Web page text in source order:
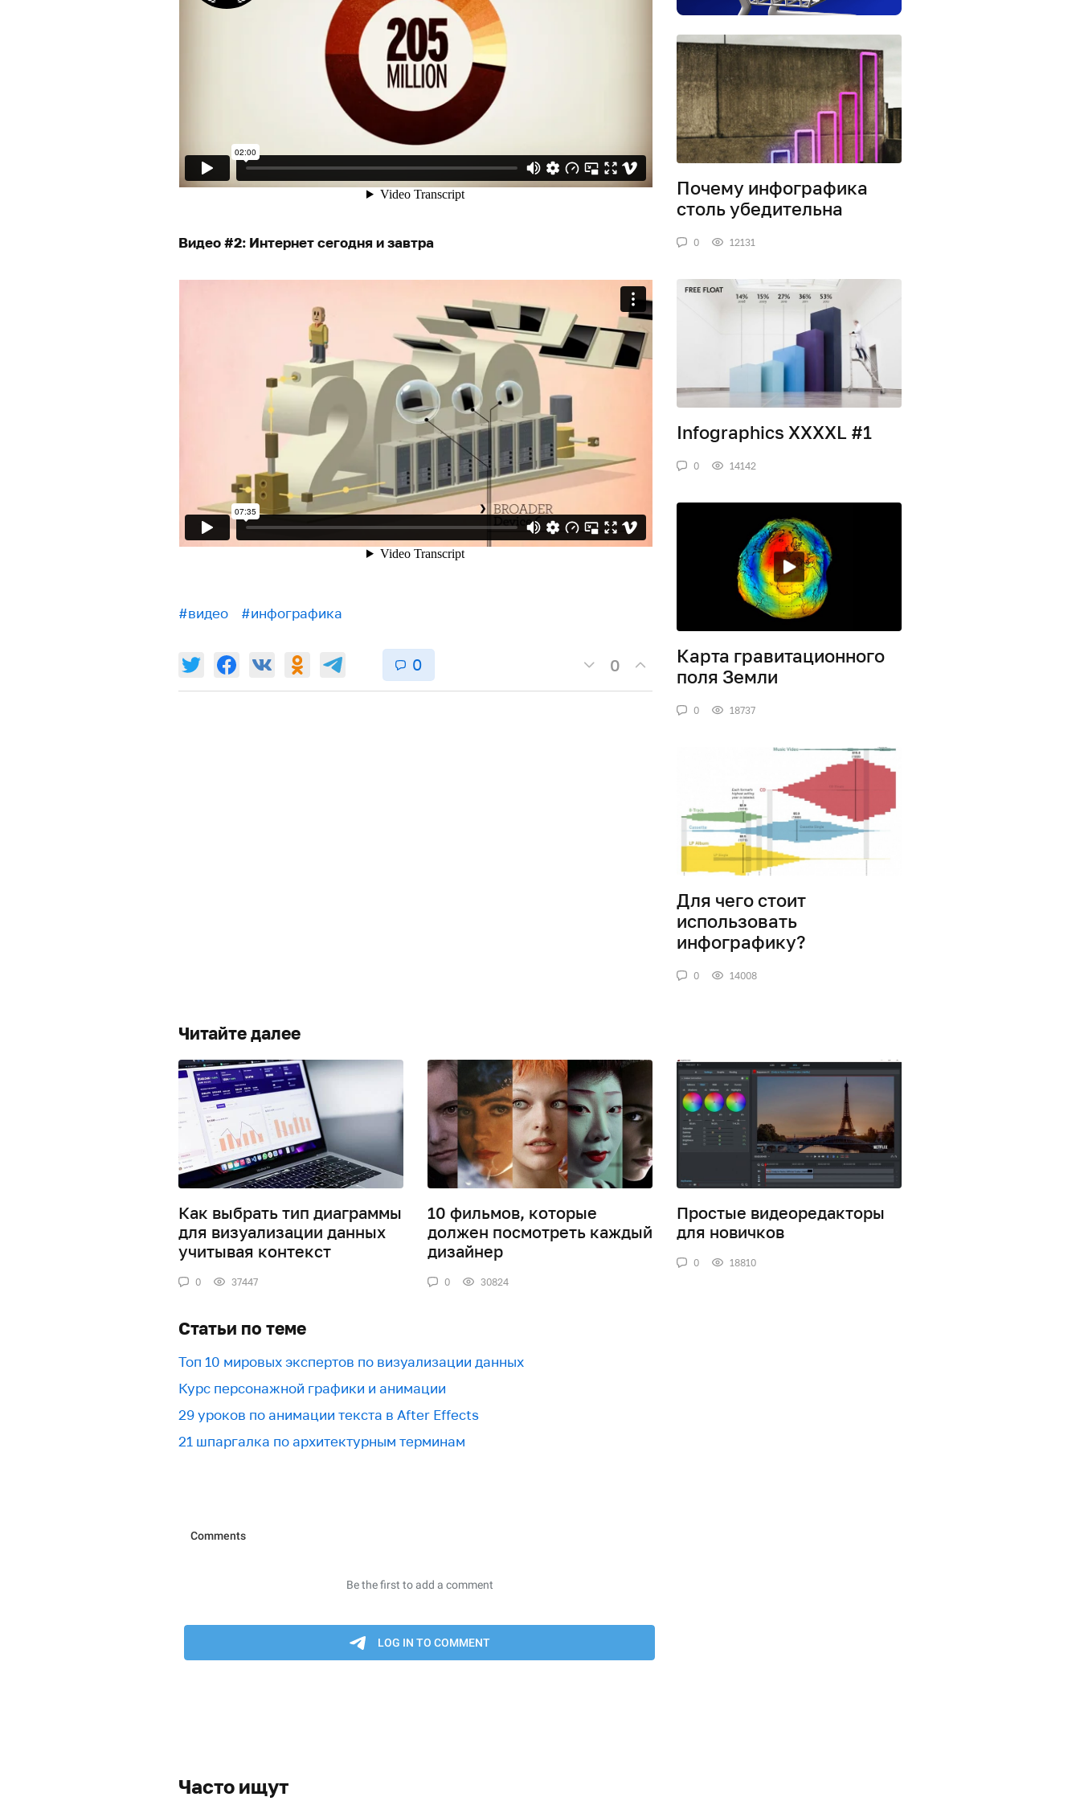
Видео #2: Интернет сегодня и завтра
#видео #инфографика
0 0
Почему инфографика
столь убедительна
0 12131
Infographics XXXXL #1
0 14142
Карта гравитационного
поля Земли
0 18737
Для чего стоит
использовать
инфографику?
0 14008
Читайте далее
Как выбрать тип диаграммы
для визуализации данных
учитывая контекст
0 37447
10 фильмов, которые
должен посмотреть каждый
дизайнер
0 30824
Простые видеоредакторы
для новичков
0 18810
Статьи по теме
Топ 10 мировых экспертов по визуализации данных
Курс персонажной графики и анимации
29 уроков по анимации текста в After Effects
21 шпаргалка по архитектурным терминам
Часто ищут